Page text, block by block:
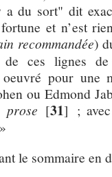
a du sort" dit
et n’est
recommandée)
de ces lignes
oeuvré pour une
ou Edmond
prose [31] ;
le sommaire en